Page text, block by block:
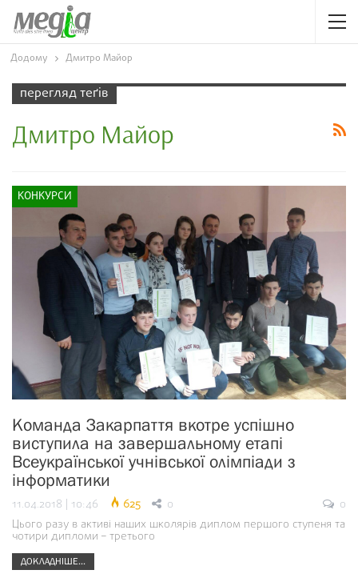
Додому Дмитро Майор
перегляд теґів
Дмитро Майор
КОНКУРСИ
Команда Закарпаття вкотре успішно
виступила на завершальному етапі
Всеукраїнської учнівської олімпіади з
інформатики
11.04.2018 | 10:46 625 0
0
Цього разу в активі наших школярів диплом першого ступеня та
чотири дипломи – третього
ДОКЛАДНІШЕ...